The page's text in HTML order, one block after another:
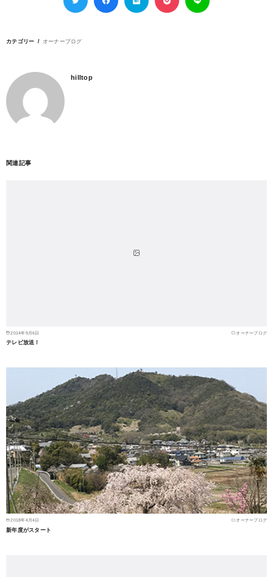
カテゴリー オーナーブログ
hilltop
関連記事
2014年9月6日 オーナーブログ
テレビ放送！
2018年4月4日 オーナーブログ
新年度がスタート